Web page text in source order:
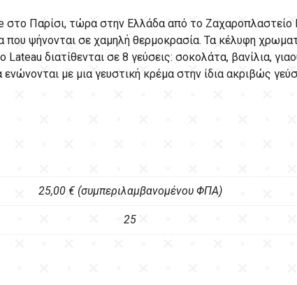
Παρίσι, τώρα στην Ελλάδα από το Ζαχαροπλαστείο
που ψήνονται σε χαμηλή θερμοκρασία. Τα κέλυφη
διατίθενται σε 8 γεύσεις: σοκολάτα, βανίλια,
με μια γευστική κρέμα στην ίδια ακριβώς
25,00 € (συμπεριλαμβανομένου ΦΠΑ)
25